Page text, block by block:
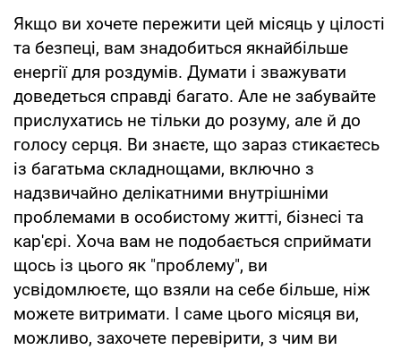
Якщо ви хочете пережити цей місяць у цілості
та безпеці, вам знадобиться якнайбільше
енергії для роздумів. Думати і зважувати
доведеться справді багато. Але не забувайте
прислухатись не тільки до розуму, але й до
голосу серця. Ви знаєте, що зараз стикаєтесь
із багатьма складнощами, включно з
надзвичайно делікатними внутрішніми
проблемами в особистому житті, бізнесі та
кар'єрі. Хоча вам не подобається сприймати
щось із цього як "проблему", ви
усвідомлюєте, що взяли на себе більше, ніж
можете витримати. І саме цього місяця ви,
можливо, захочете перевірити, з чим ви